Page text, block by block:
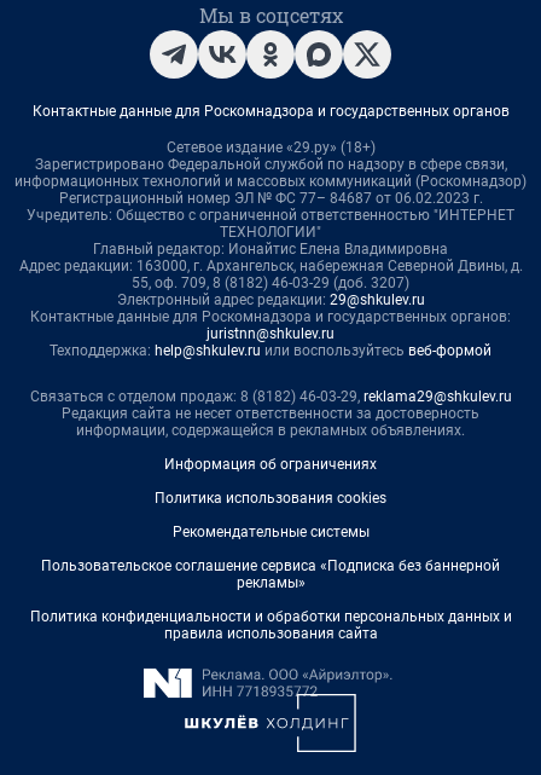
Мы в соцсетях
Контактные данные для Роскомнадзора и государственных органов
Сетевое издание «29.ру» (18+)
Зарегистрировано Федеральной службой по надзору в сфере связи,
информационных технологий и массовых коммуникаций (Роскомнадзор)
Регистрационный номер ЭЛ № ФС 77– 84687 от 06.02.2023 г.
Учредитель: Общество с ограниченной ответственностью "ИНТЕРНЕТ
ТЕХНОЛОГИИ"
Главный редактор: Ионайтис Елена Владимировна
Адрес редакции: 163000, г. Архангельск, набережная Северной Двины, д.
55, оф. 709, 8 (8182) 46-03-29 (доб. 3207)
Электронный адрес редакции: 29@shkulev.ru
Контактные данные для Роскомнадзора и государственных органов:
juristnn@shkulev.ru
Техподдержка: help@shkulev.ru или воспользуйтесь веб-формой
Связаться с отделом продаж: 8 (8182) 46-03-29, reklama29@shkulev.ru
Редакция сайта не несет ответственности за достоверность
информации, содержащейся в рекламных объявлениях.
Информация об ограничениях
Политика использования cookies
Рекомендательные системы
Пользовательское соглашение сервиса «Подписка без баннерной
рекламы»
Политика конфиденциальности и обработки персональных данных и
правила использования сайта